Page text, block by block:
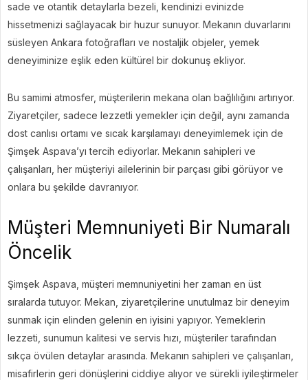
sade ve otantik detaylarla bezeli, kendinizi evinizde
hissetmenizi sağlayacak bir huzur sunuyor. Mekanın duvarlarını
süsleyen Ankara fotoğrafları ve nostaljik objeler, yemek
deneyiminize eşlik eden kültürel bir dokunuş ekliyor.
Bu samimi atmosfer, müşterilerin mekana olan bağlılığını artırıyor.
Ziyaretçiler, sadece lezzetli yemekler için değil, aynı zamanda
dost canlısı ortamı ve sıcak karşılamayı deneyimlemek için de
Şimşek Aspava’yı tercih ediyorlar. Mekanın sahipleri ve
çalışanları, her müşteriyi ailelerinin bir parçası gibi görüyor ve
onlara bu şekilde davranıyor.
Müşteri Memnuniyeti Bir Numaralı
Öncelik
Şimşek Aspava, müşteri memnuniyetini her zaman en üst
sıralarda tutuyor. Mekan, ziyaretçilerine unutulmaz bir deneyim
sunmak için elinden gelenin en iyisini yapıyor. Yemeklerin
lezzeti, sunumun kalitesi ve servis hızı, müşteriler tarafından
sıkça övülen detaylar arasında. Mekanın sahipleri ve çalışanları,
misafirlerin geri dönüşlerini ciddiye alıyor ve sürekli iyileştirmeler